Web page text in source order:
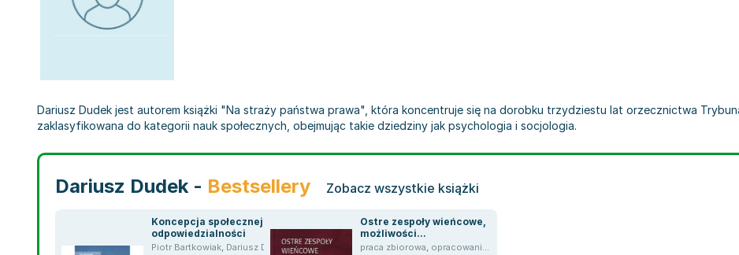
Dariusz Dudek jest autorem książki "Na straży państwa prawa", która koncentruje się na dorobku trzydziestu lat orzecznictwa
zaklasyfikowana do kategorii nauk społecznych, obejmując takie dziedziny jak psychologia i socjologia.
Dariusz Dudek - Bestsellery Zobacz wszystkie książki
Koncepcja społecznej
odpowiedzialności
Piotr Bartkowiak, Dariusz Dudek ,Ewa Wszendybył-S,Ewa Wszendobył,Antoni Dudek
Ostre zespoły wieńcowe,
możliwości...
praca zbiorowa, opracowanie zbiorowe